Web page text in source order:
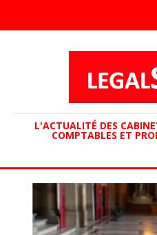
L'ACTUALITÉ DES
COMPTABLES ET